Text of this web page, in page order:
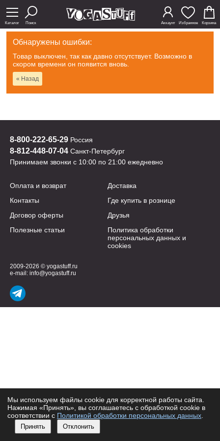
Каталог Поиск Аккаунт Избранное Корзина
Обнаружены ошибки:
Товар выключен, так как давно отсутствует. Возможно в
скором времени он появится вновь.
« Назад
8-800-222-65-29 Россия
8-812-448-07-04 Санкт-Петербург
Принимаем звонки с 10:00 по 21:00 ежедневно
Оплата и возврат
Доставка
Контакты
Где купить в рознице
Договор оферты
Друзья
Полезные статьи
Политика обработки
персональных данных и
cookies
2009-2026 © yogastuff.ru
e-mail: info@yogastuff.ru
Мы используем файлы cookie для корректной работы сайта.
Нажимая «Принять», вы соглашаетесь с обработкой cookie в
соответствии с Политикой обработки персональных данных
Принять Отклонить